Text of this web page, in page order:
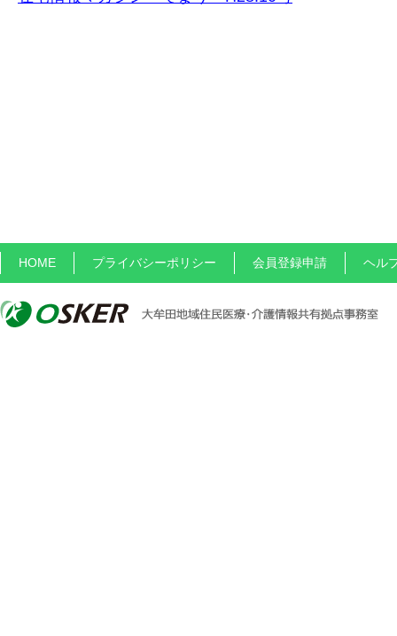
HOME プライバシーポリシー 会員登録申請 ヘル